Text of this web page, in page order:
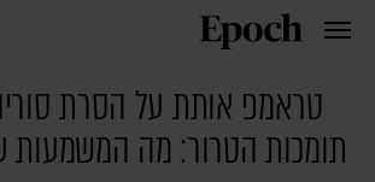
טראמפ אותת על הסרת
תומכות הטרור: מה המשמעות